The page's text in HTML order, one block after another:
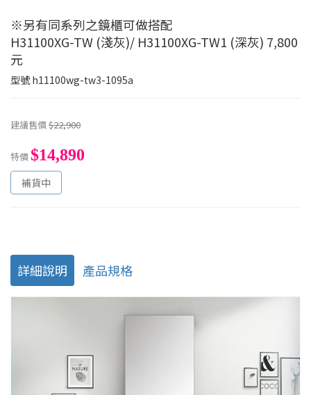
※另有同系列之鏡櫃可做搭配
H31100XG-TW (淺灰)/ H31100XG-TW1 (深灰) 7,800
元
型號h11100wg-tw3-1095a
建議售價$22,900
特價$14,890
補貨中
詳細說明 產品規格